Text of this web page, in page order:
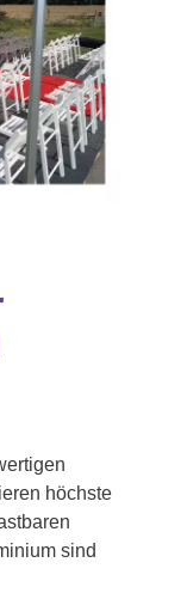
höchste
sind